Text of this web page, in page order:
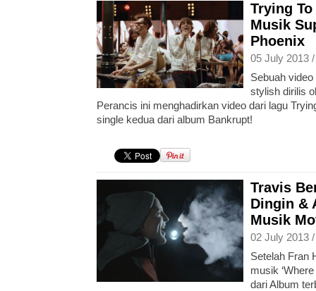
Trying
Musik
Phoenix
05 July 2013
Sebuah
stylish dirilis
Perancis ini menghadirkan video dari lagu
single kedua dari album Bankrupt!
Travis
Dingin &
Musik
02 July 2013
Setelah Fran
musik
dari Album